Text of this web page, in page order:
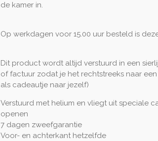
de kamer in.
Op werkdagen voor 15.00 uur besteld is
Dit product wordt altijd verstuurd in een
of factuur zodat je het rechtstreeks naar
als cadeautje naar jezelf)
Verstuurd met helium en vliegt uit speciale
openen
7 dagen zweefgarantie
Voor- en achterkant hetzelfde